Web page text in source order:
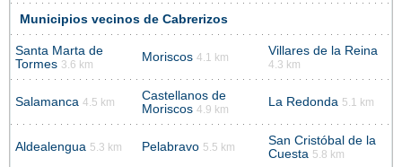
Municipios vecinos de Cabrerizos
Santa Marta de
Tormes 3.6 km
Moriscos 4.1 km Villares de la Reina
4.3 km
Salamanca 4.5 km
Castellanos de
Moriscos 4.9 km
La Redonda 5.1 km
Aldealengua 5.3 km Pelabravo 5.5 km
San Cristóbal de la
Cuesta 5.8 km